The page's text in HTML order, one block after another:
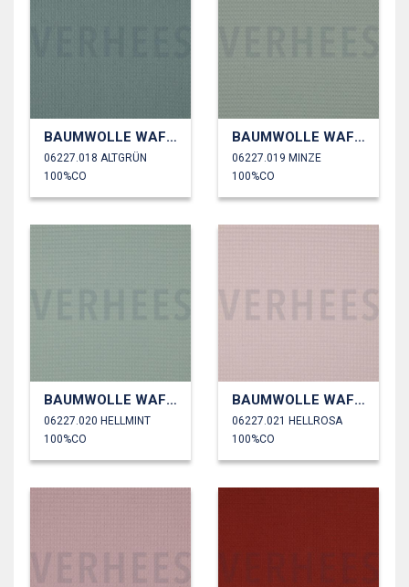
BAUMWOLLE WAFFEL
06227.018 ALTGRÜN
100%CO
BAUMWOLLE WAFFEL
06227.019 MINZE
100%CO
BAUMWOLLE WAFFEL
06227.020 HELLMINT
100%CO
BAUMWOLLE WAFFEL
06227.021 HELLROSA
100%CO